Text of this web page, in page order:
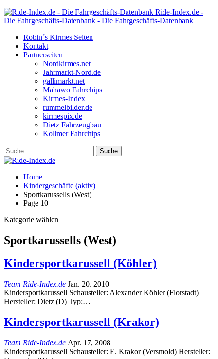
Ride-Index.de -
Die Fahrgeschäfts-Datenbank - Die Fahrgeschäfts-Datenbank
Robin´s Kirmes Seiten
Kontakt
Partnerseiten
Nordkirmes.net
Jahrmarkt-Nord.de
gallimarkt.net
Mahawo Fahrchips
Kirmes-Index
rummelbilder.de
kirmespix.de
Dietz Fahrzeugbau
Kollmer Fahrchips
Home
Kindergeschäfte (aktiv)
Sportkarussells (West)
Page 10
Kategorie wählen
Sportkarussells (West)
Kindersportkarussell (Köhler)
Team Ride-Index.de Jan. 20, 2010
Kindersportkarussell Schausteller: Alexander Köhler (Florstadt)
Hersteller: Dietz (D) Typ:…
Kindersportkarussell (Krakor)
Team Ride-Index.de Apr. 17, 2008
Kindersportkarussell Schausteller: E. Krakor (Versmold) Hersteller: